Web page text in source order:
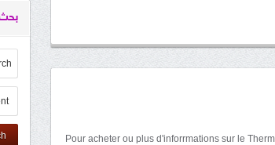
Pour acheter ou plus d'inforrmations sur le